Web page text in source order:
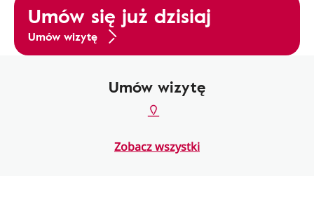
Umów się już dzisiaj
Umów wizytę
Umów wizytę
Zobacz wszystki